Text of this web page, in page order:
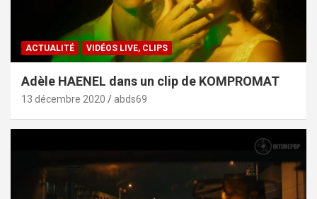
ACTUALITÉ VIDÉOS LIVE, CLIPS
Adèle HAENEL dans un clip de KOMPROMAT
13 décembre 2020 abds69